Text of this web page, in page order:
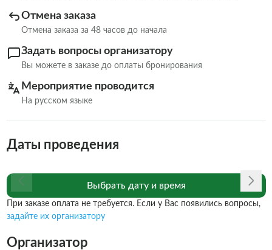
Отмена заказа
Отмена заказа за 48 часов до начала
Задать вопросы организатору
Вы можете в заказе до оплаты бронирования
Мероприятие проводится
На русском языке
Даты проведения
Выбрать дату и время
При заказе оплата не требуется. Если у Вас появились вопросы,
задайте их организатору
Организатор